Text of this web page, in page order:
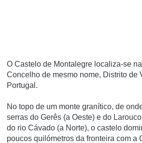
O Castelo de Montalegre localiza-se
Concelho de mesmo nome, Distrito de
Portugal.
No topo de um monte graní­tico, de
serras do Gerês (a Oeste) e do
do rio Cávado (a Norte), o castelo
poucos quilómetros da fronteira com a